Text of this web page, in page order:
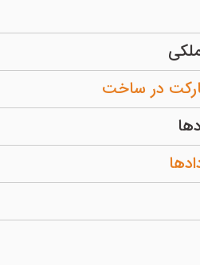
در ساخت